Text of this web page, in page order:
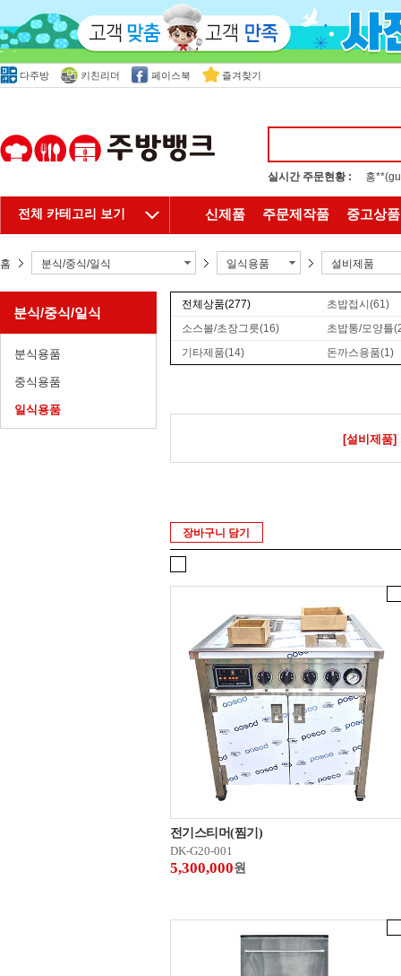
다주방 키친리더 페이스북 즐겨찾기
실시간 주문현황 :
홍
이
신제품 주문제작품 중고상품
전체 카테고리 보기
홈 분식/중식/일식 일식용품 설비제품
분식/중식/일식
분식용품
중식용품
일식용품
전체상품(277) 초밥접시 (61)
소스볼/초장그릇(16) 초밥통/모양틀
기타제품(14) 돈까스용품(1)
[설비제품]
장바구니 담기
전기스티머(찜기)
DK-G20-001
5,300,000원